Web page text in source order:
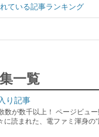
ている記事ランキング
一覧
り記事
数が数千以上！ ページビュ
に読まれた、電ファミ渾身の